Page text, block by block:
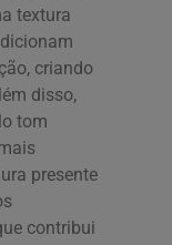
textura
criando
disso,
tom
presente
contribui